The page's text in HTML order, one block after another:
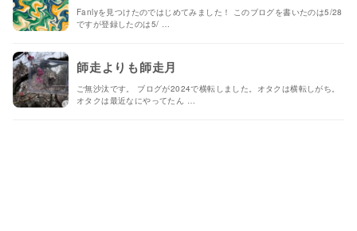
Fanlyを見つけたのではじめてみました！ このブログを書いたのは5/28
ですが登録したのは5/ …
師走よりも師走月
ご無沙汰です。 ブログが2024で横転しました。オタクは横転しがち。
オタクは最近なにやってたん …